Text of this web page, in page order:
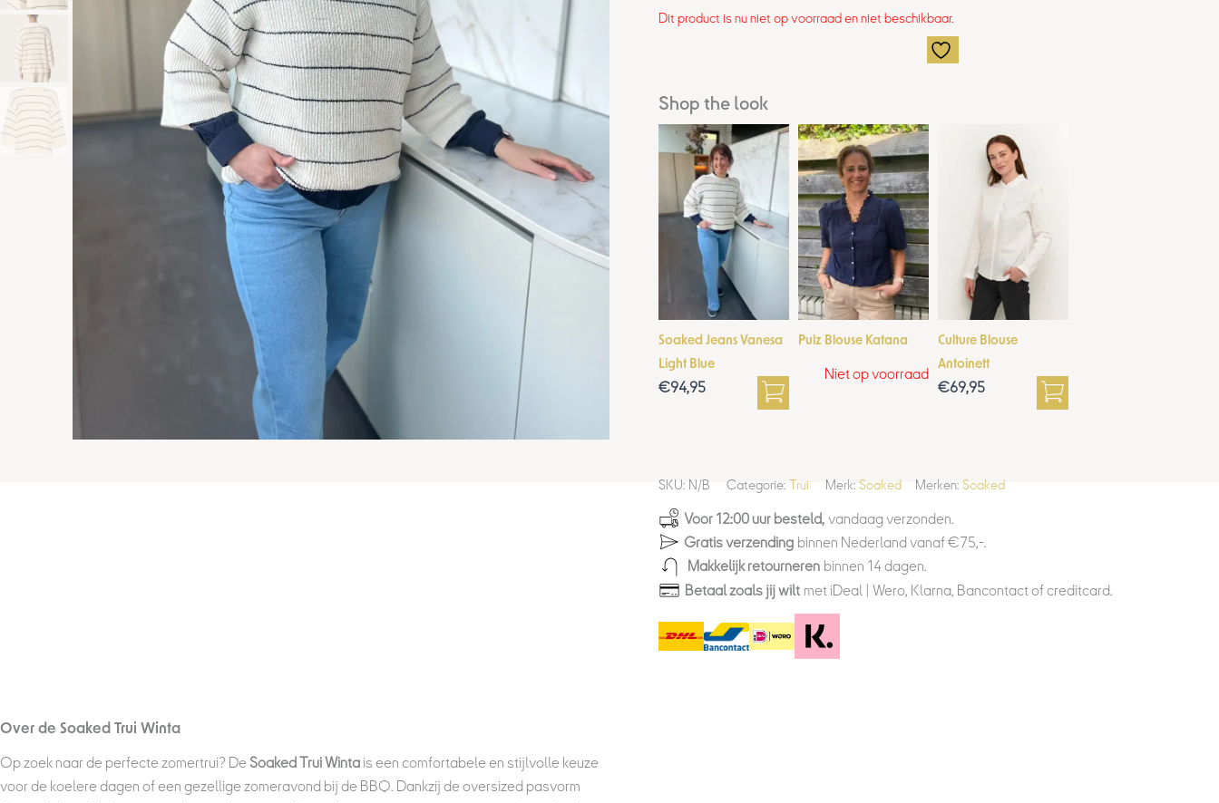
Dit product is nu niet op voorraad en niet beschikbaar.
Shop the look
Soaked Jeans Vanesa
Light Blue
€94,95
Pulz Blouse Katana
Niet op voorraad
Culture Blouse
Antoinett
€69,95
SKU: N/B Categorie: Trui Merk: Soaked Merken: Soaked
Voor 12:00 uur besteld, vandaag verzonden.
Gratis verzending binnen Nederland vanaf €75,-.
Makkelijk retourneren binnen 14 dagen.
Betaal zoals jij wilt met iDeal | Wero, Klarna, Bancontact of creditcard.
Over de Soaked Trui Winta
Op zoek naar de perfecte zomertrui? De Soaked Trui Wintais een comfortabele en stijlvolle keuze
voor de koelere dagen of een gezellige zomeravond bij de BBQ. Dankzij de oversized pasvorm